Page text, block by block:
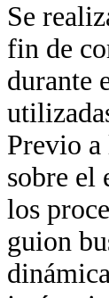
Se
fin de
durante
Previo a
sobre el
los
guion